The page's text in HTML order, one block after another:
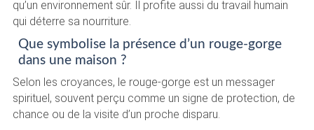
qu’un environnement sûr. Il profite aussi du travail humain
qui déterre sa nourriture.
Que symbolise la présence d’un rouge-gorge
dans une maison ?
Selon les croyances, le rouge-gorge est un messager
spirituel, souvent perçu comme un signe de protection, de
chance ou de la visite d’un proche disparu.